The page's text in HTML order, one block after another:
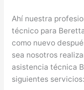
Ahí nuestra
técnico para
como nuevo
sea nosotros
asistencia técnica
siguientes servicios: